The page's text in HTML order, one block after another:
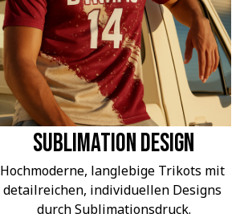
Sublimation Design
Hochmoderne, langlebige Trikots mit
detailreichen, individuellen Designs
durch Sublimationsdruck.